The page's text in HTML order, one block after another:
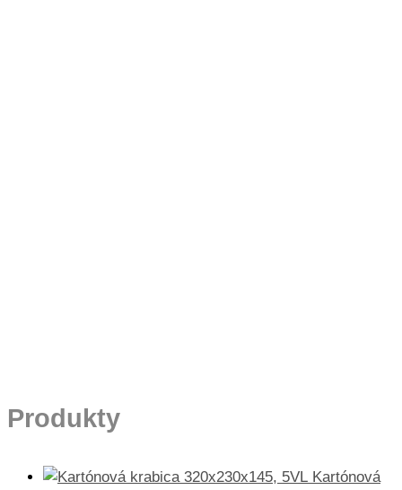
Produkty
Kartónová